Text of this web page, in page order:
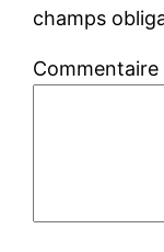
champs
Commentaire